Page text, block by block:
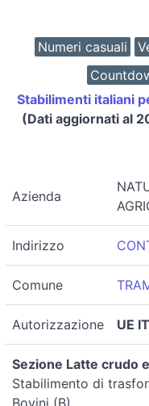
Numeri casuali
Stabilimenti italiani
(Dati aggiornati al
Azienda
Indirizzo
Comune
Autorizzazione UE
Sezione Latte crudo
Stabilimento di
Bovini (B)